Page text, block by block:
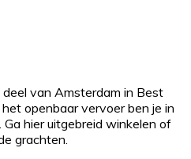
van Amsterdam in Best
openbaar vervoer ben je in
hier uitgebreid winkelen of
grachten.